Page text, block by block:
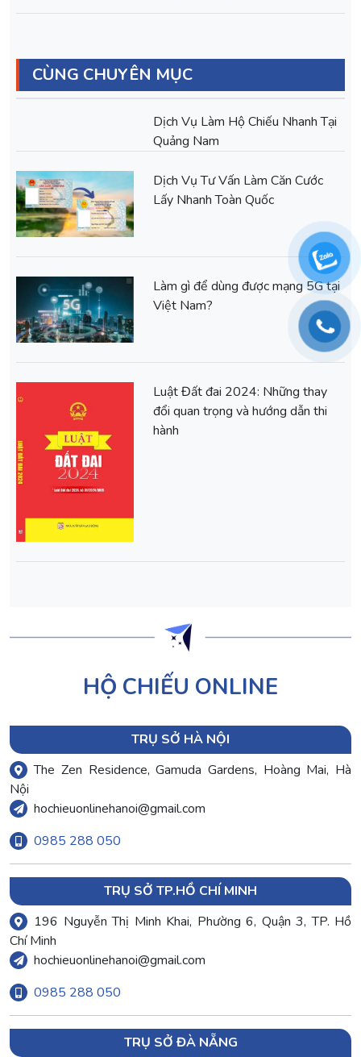
CÙNG CHUYÊN MỤC
Dịch Vụ Làm Hộ Chiếu Nhanh Tại
Quảng Nam
Dịch Vụ Tư Vấn Làm Căn Cước
Lấy Nhanh Toàn Quốc
Làm gì để dùng được mạng 5G tại
Việt Nam?
Luật Đất đai 2024: Những thay
đổi quan trọng và hướng dẫn thi
hành
HỘ CHIẾU ONLINE
TRỤ SỞ HÀ NỘI
The Zen Residence, Gamuda Gardens, Hoàng Mai, Hà
Nội
hochieuonlinehanoi@gmail.com
0985 288 050
TRỤ SỞ TP.HỒ CHÍ MINH
196 Nguyễn Thị Minh Khai, Phường 6, Quận 3, TP. Hồ
Chí Minh
hochieuonlinehanoi@gmail.com
0985 288 050
TRỤ SỞ ĐÀ NẴNG